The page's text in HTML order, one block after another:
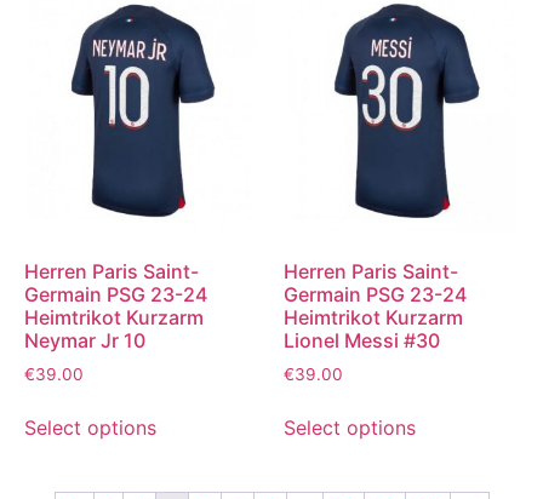
Herren Paris Saint-
Germain PSG 23-24
Heimtrikot Kurzarm
Neymar Jr 10
€39.00
Select options
Herren Paris Saint-
Germain PSG 23-24
Heimtrikot Kurzarm
Lionel Messi #30
€39.00
Select options